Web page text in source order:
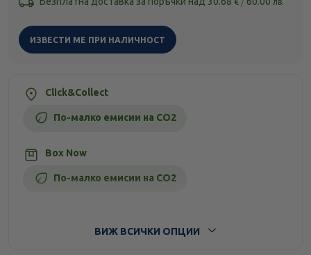
€ лв.
ИЗВЕСТИ МЕ ПРИ НАЛИЧНОСТ
Click&Collect
По-малко емисии на CO2
Box Now
По-малко емисии на CO2
ВИЖ ВСИЧКИ ОПЦИИ